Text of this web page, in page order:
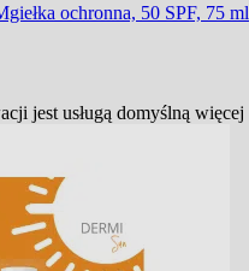
ochronna, 50 SPF, 75 ml
jest usługą domyślną więcej